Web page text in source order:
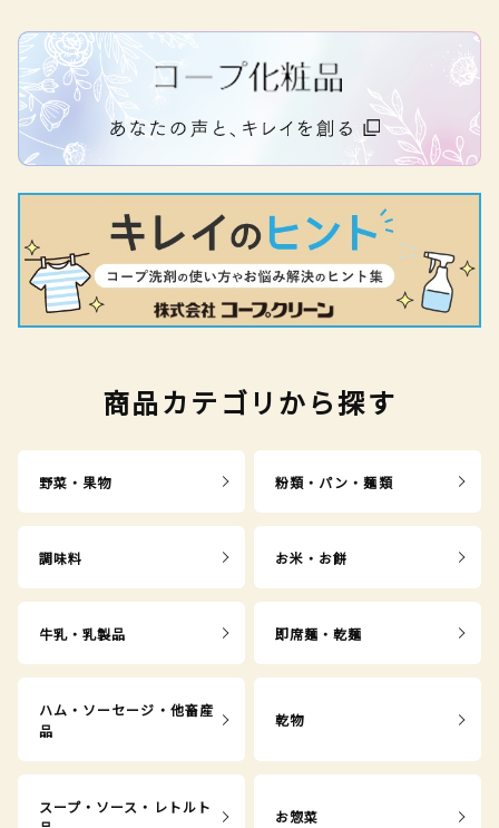
商品カテゴリから探す
野菜・果物 粉類・パン・麺類
調味料 お米・お餅
牛乳・乳製品 即席麺・乾麺
ハム・ソーセージ・他畜産
品
乾物
スープ・ソース・レトルト
お惣菜